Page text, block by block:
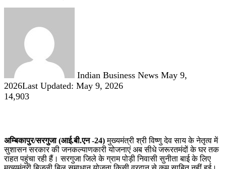
Indian Business News May 9,
2026Last Updated: May 9, 2026
14,903
अम्बिकापुर/सरगुजा (आई.बी.एन -24)मुख्यमंत्री श्री विष्णु देव साय के नेतृत्व में
सुशासन सरकार की जनकल्याणकारी योजनाएं अब सीधे जरूरतमंदों के घर तक
राहत पहुंचा रही हैं। सरगुजा जिले के ग्राम पोड़ी निवासी सुनीता बाई के लिए